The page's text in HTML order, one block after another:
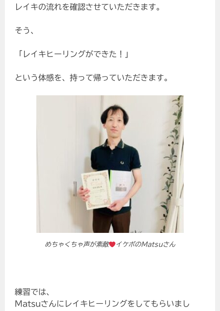
レイキの流れを確認させていただきます。
そう、
「レイキヒーリングができた！」
という体感を、持って帰っていただきます。
めちゃくちゃ声が素敵 イケボのMatsuさん
練習では、
Matsuさんにレイキヒーリングをしてもらいまし